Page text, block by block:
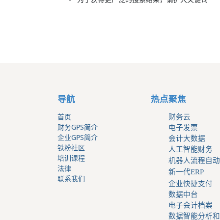
导航
首页
财务GPS简介
企业GPS简介
铁粉社区
培训课程
法律
联系我们
热点聚焦
财务云
电子发票
会计大数据
人工智能财务
机器人流程自
新一代ERP
企业快捷支付
数据中台
电子会计档案
数据智能分析